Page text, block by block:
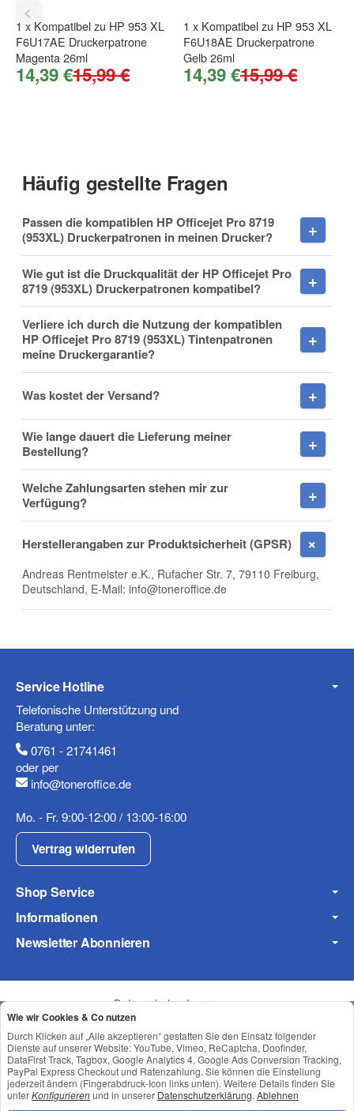
Firma
Telefon
Fax
Frage zum Artikel
Datenschutzerklärung
Frage abschicken
1 x Kompatibel zu HP 953 XL
F6U17AE Druckerpatrone
Magenta 26ml
14,39 €15,99 €
1 x Kompatibel zu HP 953 XL
F6U18AE Druckerpatrone
Gelb 26ml
14,39 €15,99 €
Häufig gestellte Fragen
Passen die kompatiblen HP Officejet Pro 8719
(953XL) Druckerpatronen in meinen Drucker?
Wie gut ist die Druckqualität der HP Officejet Pro
8719 (953XL) Druckerpatronen kompatibel?
Verliere ich durch die Nutzung der kompatiblen
HP Officejet Pro 8719 (953XL) Tintenpatronen
meine Druckergarantie?
Was kostet der Versand?
Wie lange dauert die Lieferung meiner
Bestellung?
Welche Zahlungsarten stehen mir zur
Verfügung?
Herstellerangaben zur Produktsicherheit (GPSR)
Andreas Rentmeister e.K., Rufacher Str. 7, 79110 Freiburg,
Deutschland, E-Mail: info@toneroffice.de
Service Hotline
Telefonische Unterstützung und
Beratung unter:
0761 - 21741461
oder per
info@toneroffice.de
Mo. - Fr. 9:00-12:00 / 13:00-16:00
Vertrag widerrufen
Shop Service
Informationen
Newsletter Abonnieren
Datenschutz•Impressum
Wie wir Cookies & Co nutzen
Durch Klicken auf „Alle akzeptieren“ gestatten Sie den Einsatz folgender
Dienste auf unserer Website: YouTube, Vimeo, ReCaptcha, Doofinder,
DataFirst Track, Tagbox, Google Analytics 4, Google Ads Conversion Tracking,
PayPal Express Checkout und Ratenzahlung. Sie können die Einstellung
jederzeit ändern (Fingerabdruck-Icon links unten). Weitere Details finden Sie
unterKonfigurierenund in unserer Datenschutzerklärung. Ablehnen